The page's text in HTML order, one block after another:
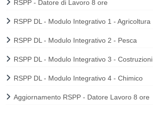
RSPP - Datore di Lavoro 8 ore
RSPP DL - Modulo Integrativo 1 - Agricoltura
RSPP DL - Modulo Integrativo 2 - Pesca
RSPP DL - Modulo Integrativo 3 - Costruzioni
RSPP DL - Modulo Integrativo 4 - Chimico
Aggiornamento RSPP - Datore Lavoro 8 ore